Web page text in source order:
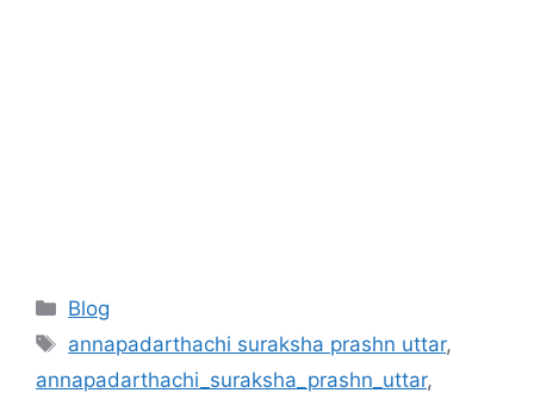
Categories
Blog
Tags
annapadarthachi suraksha prashn uttar,
annapadarthachi_suraksha_prashn_uttar,